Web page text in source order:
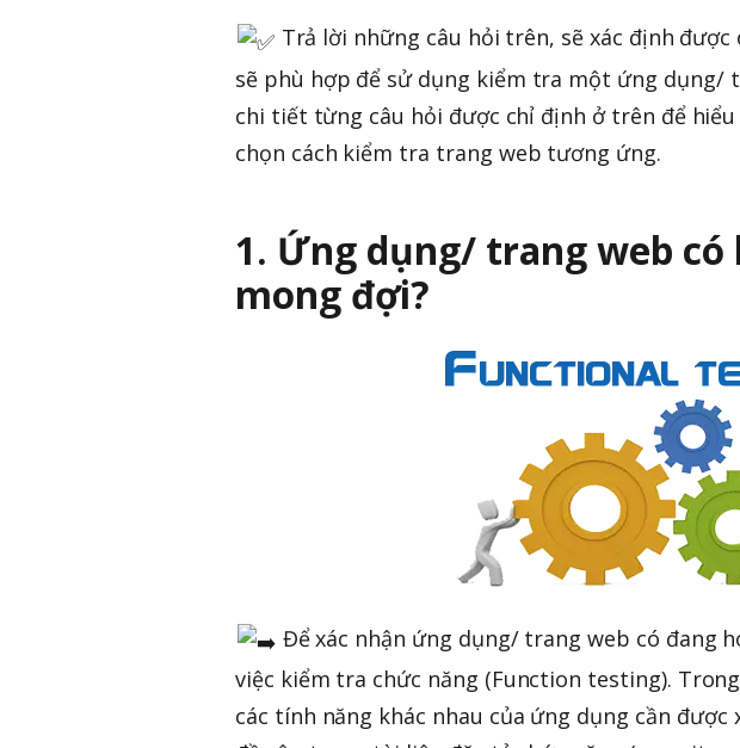
Trả lời những câu hỏi trên, sẽ xác định
sẽ phù hợp để sử dụng kiểm tra một ứng dụng/
chi tiết từng câu hỏi được chỉ định ở trên để
chọn cách kiểm tra trang web tương ứng.
1. Ứng dụng/ trang web
mong đợi?
Để xác nhận ứng dụng/ trang web có đang
việc kiểm tra chức năng (Function testing).
các tính năng khác nhau của ứng dụng cần được